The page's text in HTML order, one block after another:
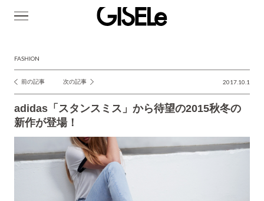
FASHION
投
稿
ナ
ビ
ゲ
前の記事 次の記事 2017.10.1
adidas「スタンスミス」から待望の2015秋冬の
新作が登場！